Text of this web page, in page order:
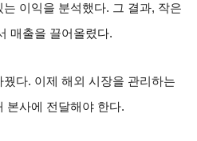
이익을 분석했다. 그 결과, 작은
매출을 끌어올렸다.
꿨다. 이제 해외 시장을 관리하는
본사에 전달해야 한다.